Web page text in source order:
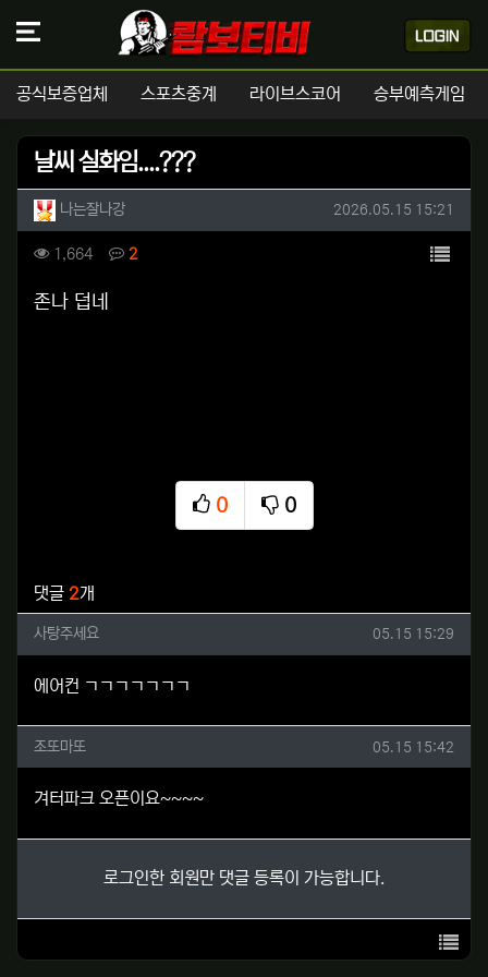
공식보증업체 스포츠중계 라이브스코어 승부예측게임
날씨 실화임....???
작성자 정보
나는잘나강작성 작성일
2026.05.15 15:21
컨텐츠 정보
1,664조회 2댓글 목록
본문
존나 덥네
0
추천
0
비추천
댓글 2개
사탕주세요님의 댓글
사탕주세요 작성일
05.15 15:29
에어컨 ㄱㄱㄱㄱㄱㄱㄱ
조또마또님의 댓글
조또마또 작성일
05.15 15:42
겨터파크 오픈이요~~~~
로그인한 회원만 댓글 등록이 가능합니다.
목록